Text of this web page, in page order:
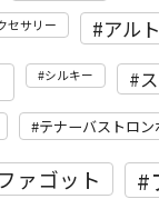
セサリー アル
シルキー
テナーバストロン
ァゴット